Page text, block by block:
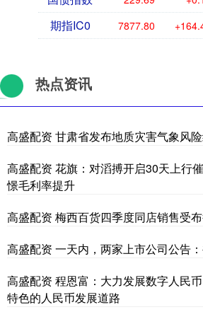
期指IC0 7877.80
热点资讯
高盛配资 甘肃省发布地质灾害气象风
高盛配资 花旗：对滔搏开启30天上行
憬毛利率提升
高盛配资 梅西百货四季度同店销售受
高盛配资 一天内，两家上市公司公告
高盛配资 程恩富：大力发展数字人民
特色的人民币发展道路